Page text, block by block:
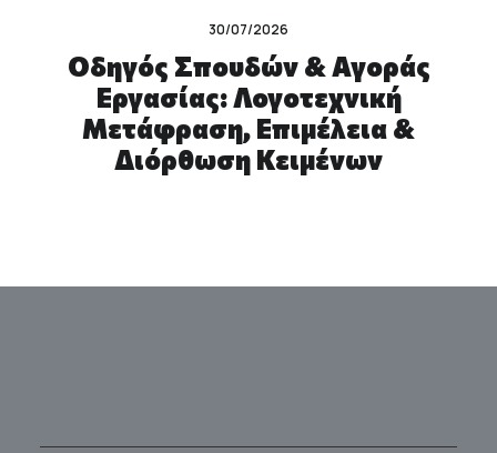
30/07/2026
Οδηγός Σπουδών & Αγοράς
Εργασίας: Λογοτεχνική
Μετάφραση, Επιμέλεια &
Διόρθωση Κειμένων